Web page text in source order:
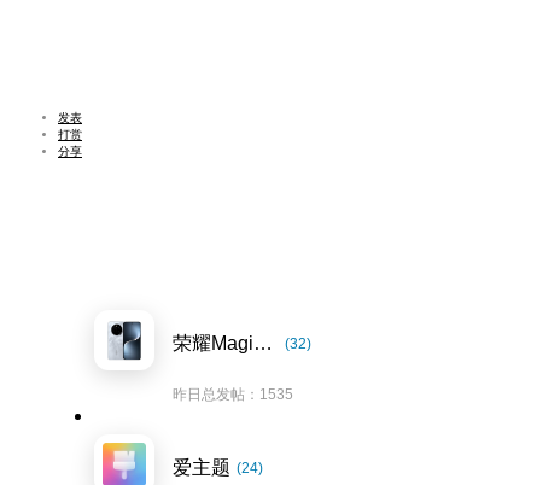
发表
打赏
分享
荣耀Magic7系列 (32)
昨日总发帖：1535
爱主题 (24)